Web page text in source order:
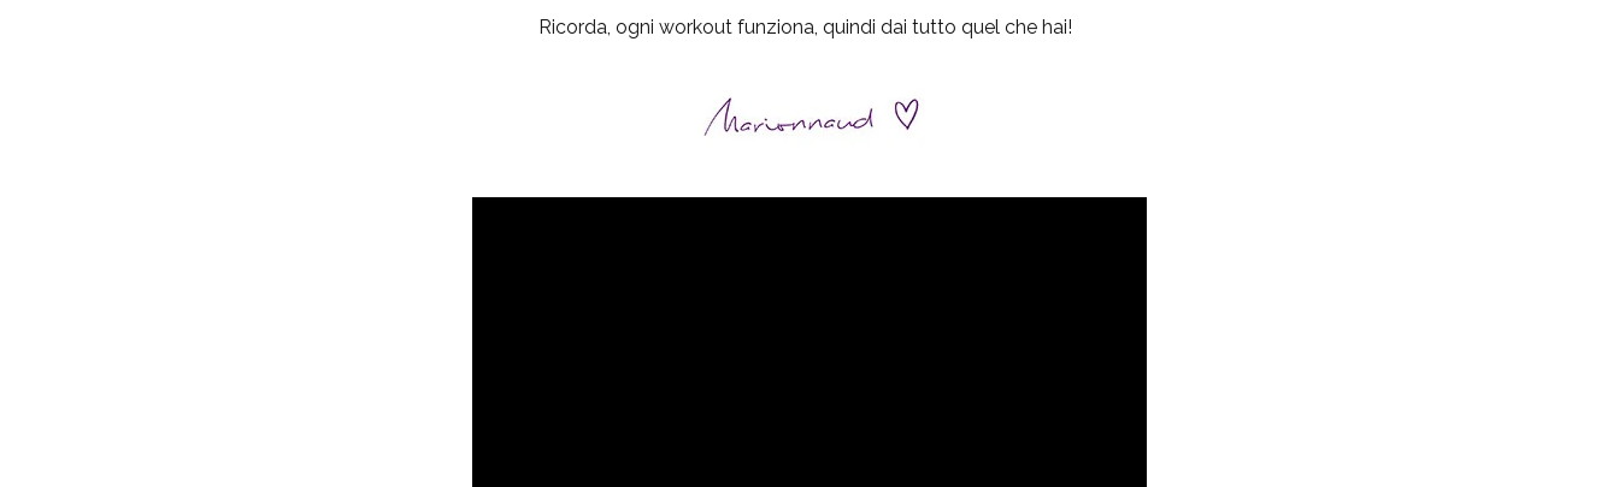
Ricorda, ogni workout funziona, quindi dai tutto quel che hai!